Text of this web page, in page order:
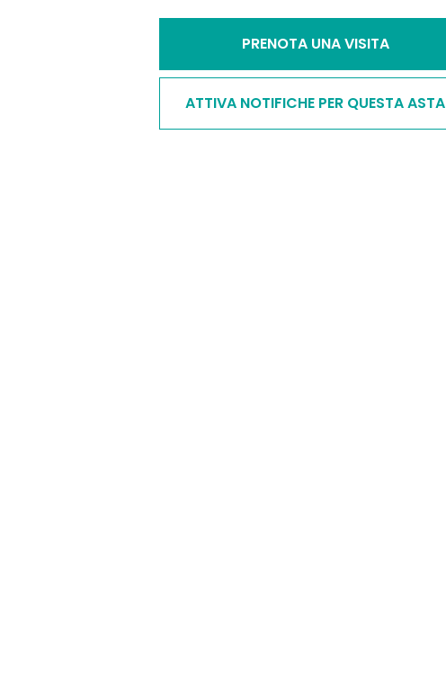
PRENOTA UNA VISITA
ATTIVA NOTIFICHE PER QUESTA ASTA